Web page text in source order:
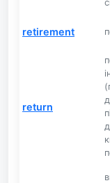
retirement
return